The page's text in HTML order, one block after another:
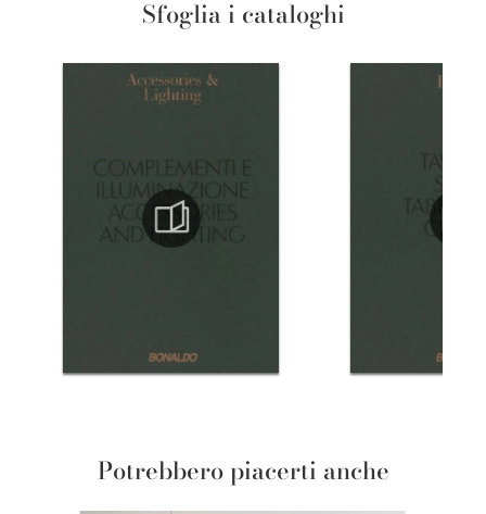
Sfoglia i cataloghi
Potrebbero piacerti anche